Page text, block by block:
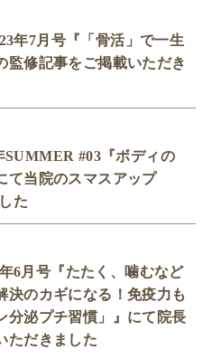
年7月号『「骨活」で一生
監修記事をご掲載いただき
#03『ボディの
て当院のスマスアップ
た
6月号『たたく、噛むなど
決のカギになる！免疫力も
分泌プチ習慣」』にて院長
ただきました